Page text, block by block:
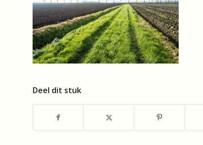
Deel dit stuk